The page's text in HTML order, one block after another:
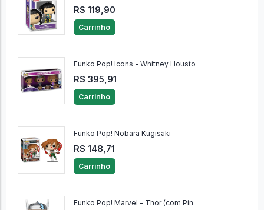
R$ 119,90
Carrinho
Funko Pop! Icons - Whitney Housto
R$ 395,91
Carrinho
Funko Pop! Nobara Kugisaki
R$ 148,71
Carrinho
Funko Pop! Marvel - Thor (com Pin